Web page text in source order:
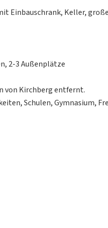
Einbauschrank, Keller,
2-3 Außenplätze
von Kirchberg entfernt.
Schulen, Gymnasium,